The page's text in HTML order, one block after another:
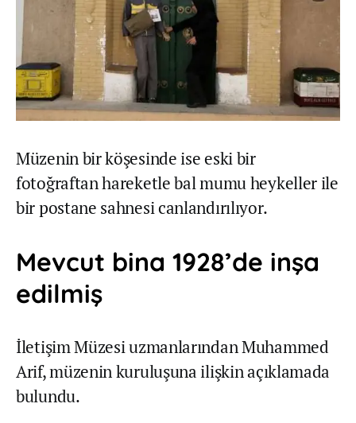
Müzenin bir köşesinde ise eski bir
fotoğraftan hareketle bal mumu heykeller ile
bir postane sahnesi canlandırılıyor.
Mevcut bina 1928’de inşa
edilmiş
İletişim Müzesi uzmanlarından Muhammed
Arif, müzenin kuruluşuna ilişkin açıklamada
bulundu.